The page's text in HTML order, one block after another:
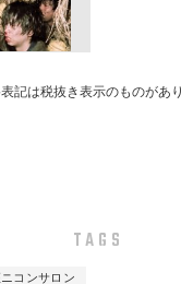
記は税抜き表示のものがあ
TAGS
コンサロン